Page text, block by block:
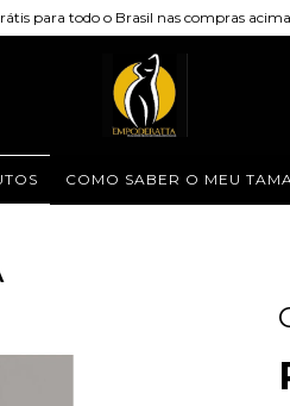
para todo o Brasil nas compras
COMO SABER O MEU